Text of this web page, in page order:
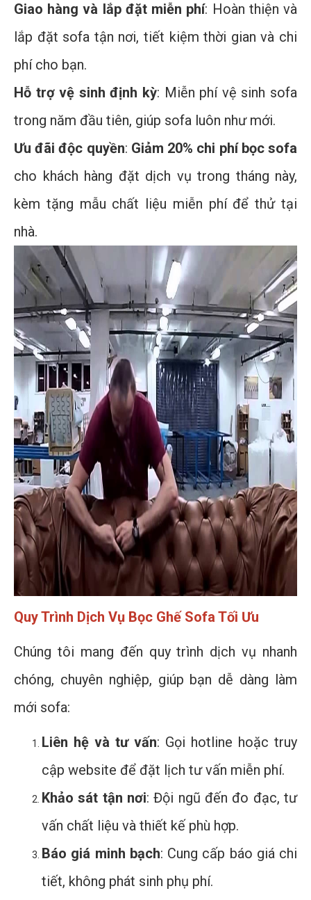
Giao hàng và lắp đặt miễn phí: Hoàn thiện và
lắp đặt sofa tận nơi, tiết kiệm thời gian và chi
phí cho bạn.
Hỗ trợ vệ sinh định kỳ: Miễn phí vệ sinh sofa
trong năm đầu tiên, giúp sofa luôn như mới.
Ưu đãi độc quyền: Giảm 20% chi phí bọc sofa
cho khách hàng đặt dịch vụ trong tháng này,
kèm tặng mẫu chất liệu miễn phí để thử tại
nhà.
Quy Trình Dịch Vụ Bọc Ghế Sofa Tối Ưu
Chúng tôi mang đến quy trình dịch vụ nhanh
chóng, chuyên nghiệp, giúp bạn dễ dàng làm
mới sofa:
Liên hệ và tư vấn: Gọi hotline hoặc truy
cập website để đặt lịch tư vấn miễn phí.
Khảo sát tận nơi: Đội ngũ đến đo đạc, tư
vấn chất liệu và thiết kế phù hợp.
Báo giá minh bạch: Cung cấp báo giá chi
tiết, không phát sinh phụ phí.